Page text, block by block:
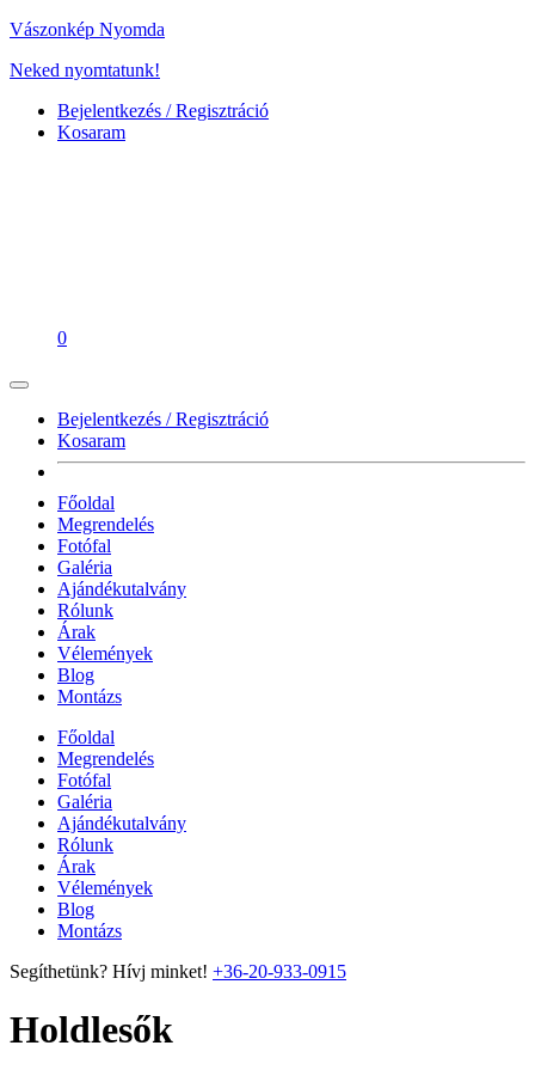
Vászonkép Nyomda
Neked nyomtatunk!
Bejelentkezés / Regisztráció
Kosaram
0
Bejelentkezés / Regisztráció
Kosaram
Főoldal
Megrendelés
Fotófal
Galéria
Ajándékutalvány
Rólunk
Árak
Vélemények
Blog
Montázs
Főoldal
Megrendelés
Fotófal
Galéria
Ajándékutalvány
Rólunk
Árak
Vélemények
Blog
Montázs
Segíthetünk? Hívj minket! +36-20-933-0915
Holdlesők